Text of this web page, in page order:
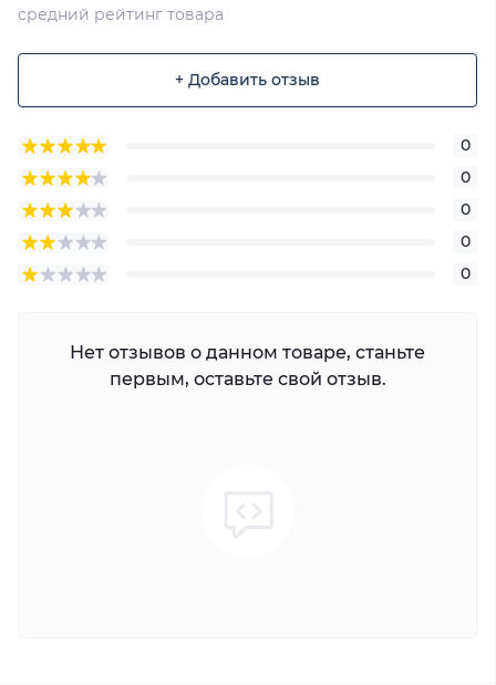
средний рейтинг товара
+ Добавить отзыв
0
0
0
0
0
Нет отзывов о данном товаре, станьте
первым, оставьте свой отзыв.